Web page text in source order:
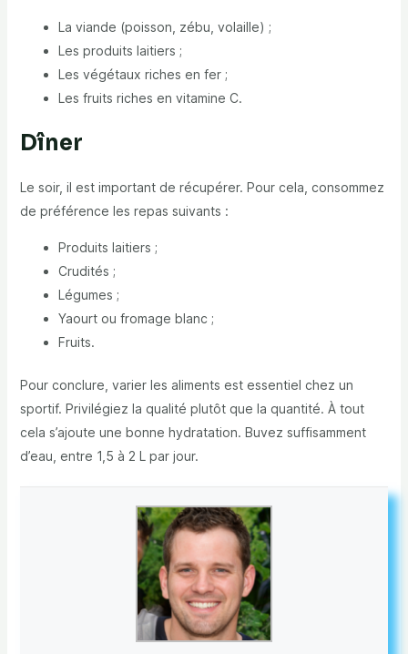
La viande (poisson, zébu, volaille) ;
Les produits laitiers ;
Les végétaux riches en fer ;
Les fruits riches en vitamine C.
Dîner
Le soir, il est important de récupérer. Pour cela, consommez
de préférence les repas suivants :
Produits laitiers ;
Crudités ;
Légumes ;
Yaourt ou fromage blanc ;
Fruits.
Pour conclure, varier les aliments est essentiel chez un
sportif. Privilégiez la qualité plutôt que la quantité. À tout
cela s’ajoute une bonne hydratation. Buvez suffisamment
d’eau, entre 1,5 à 2 L par jour.